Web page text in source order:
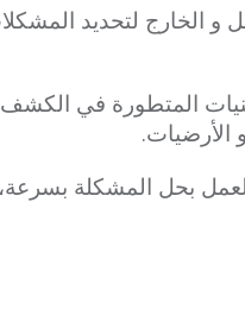
الخارج لتحديد
المتطورة في الكشف
الأرضيات.
بحل المشكلة